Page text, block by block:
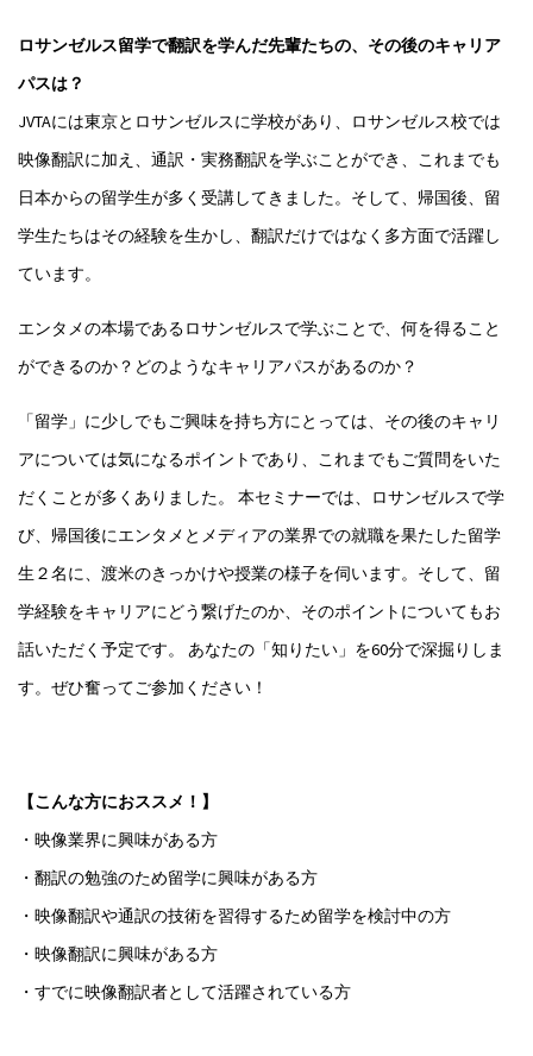
ロサンゼルス留学で翻訳を学んだ先輩たちの、その後のキャリア
パスは？
JVTAには東京とロサンゼルスに学校があり、ロサンゼルス校では
映像翻訳に加え、通訳・実務翻訳を学ぶことができ、これまでも
日本からの留学生が多く受講してきました。そして、帰国後、留
学生たちはその経験を生かし、翻訳だけではなく多方面で活躍し
ています。
エンタメの本場であるロサンゼルスで学ぶことで、何を得ること
ができるのか？どのようなキャリアパスがあるのか？
「留学」に少しでもご興味を持ち方にとっては、その後のキャリ
アについては気になるポイントであり、これまでもご質問をいた
だくことが多くありました。 本セミナーでは、ロサンゼルスで学
び、帰国後にエンタメとメディアの業界での就職を果たした留学
生２名に、渡米のきっかけや授業の様子を伺います。そして、留
学経験をキャリアにどう繋げたのか、そのポイントについてもお
話いただく予定です。 あなたの「知りたい」を60分で深掘りしま
す。ぜひ奮ってご参加ください！
【こんな方におススメ！】
・映像業界に興味がある方
・翻訳の勉強のため留学に興味がある方
・映像翻訳や通訳の技術を習得するため留学を検討中の方
・映像翻訳に興味がある方
・すでに映像翻訳者として活躍されている方